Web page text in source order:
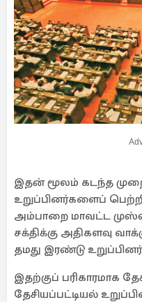
இதன் மூலம் கடந்த
உறுப்பினர்களைப்
அம்பாறை மாவட்ட
சக்திக்கு அதிகளவு
தமது இரண்டு
இதற்குப் பரிகாரமாக
தேசியப்பட்டியல்